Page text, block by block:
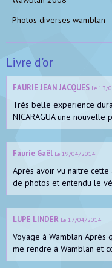
Photos diverses wamblan
Livre d'or
FAURIE JEAN JACQUES Le 13/
Très belle experience
NICARAGUA une nouvelle
Faurie Gaël Le 19/04/2014
Après avoir vu naitre cette
de photos et entendu le
LUPE LINDER Le 17/04/2014
Voyage à Wamblan Après
me rendre à Wamblan et